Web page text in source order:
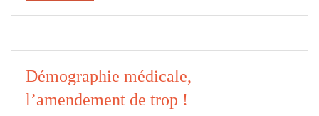
Démographie médicale,
l’amendement de trop !